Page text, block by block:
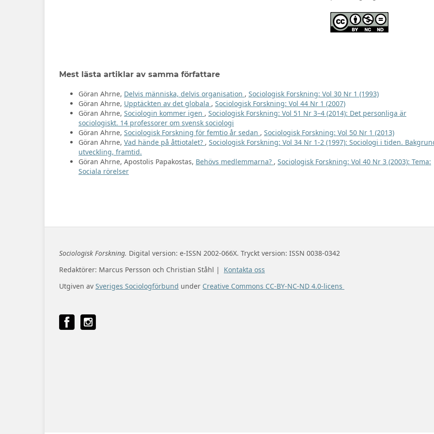
Mest lästa artiklar av samma författare
Göran Ahrne, Delvis människa, delvis organisation , Sociologisk Forskning: Vol 30 Nr 1 (1993)
Göran Ahrne, Upptäckten av det globala , Sociologisk Forskning: Vol 44 Nr 1 (2007)
Göran Ahrne, Sociologin kommer igen , Sociologisk Forskning: Vol 51 Nr 3–4 (2014): Det personliga är
sociologiskt. 14 professorer om svensk sociologi
Göran Ahrne, Sociologisk Forskning för femtio år sedan , Sociologisk Forskning: Vol 50 Nr 1 (2013)
Göran Ahrne, Vad hände på åttiotalet? , Sociologisk Forskning: Vol 34 Nr 1-2 (1997): Sociologi i tiden.
utveckling, framtid.
Göran Ahrne, Apostolis Papakostas, Behövs medlemmarna? , Sociologisk Forskning: Vol 40 Nr 3 (2003): Tema:
Sociala rörelser
Sociologisk Forskning. Digital version: e-ISSN 2002-066X. Tryckt version: ISSN 0038-0342
Redaktörer: Marcus Persson och Christian Ståhl | Kontakta oss
Utgiven av Sveriges Sociologförbund under Creative Commons CC-BY-NC-ND 4.0-licens